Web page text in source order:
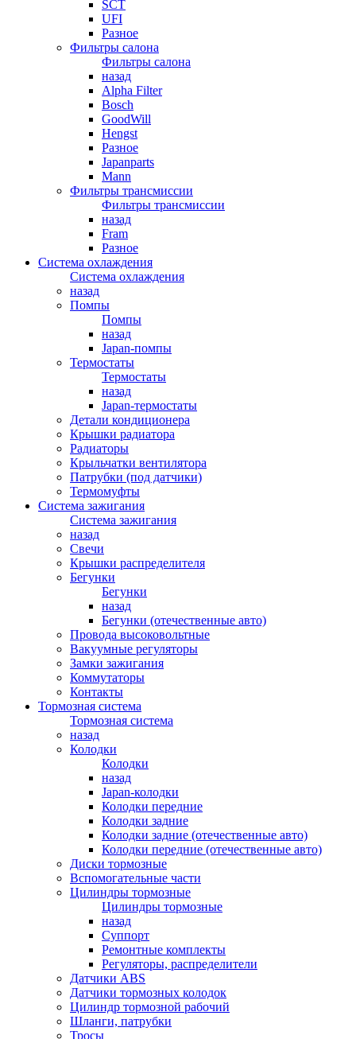
SCT
UFI
Разное
Фильтры салона
Фильтры салона
назад
Alpha Filter
Bosch
GoodWill
Hengst
Разное
Japanparts
Mann
Фильтры трансмиссии
Фильтры трансмиссии
назад
Fram
Разное
Система охлаждения
Система охлаждения
назад
Помпы
Помпы
назад
Japan-помпы
Термостаты
Термостаты
назад
Japan-термостаты
Детали кондиционера
Крышки радиатора
Радиаторы
Крыльчатки вентилятора
Патрубки (под датчики)
Термомуфты
Система зажигания
Система зажигания
назад
Свечи
Крышки распределителя
Бегунки
Бегунки
назад
Бегунки (отечественные авто)
Провода высоковольтные
Вакуумные регуляторы
Замки зажигания
Коммутаторы
Контакты
Тормозная система
Тормозная система
назад
Колодки
Колодки
назад
Japan-колодки
Колодки передние
Колодки задние
Колодки задние (отечественные авто)
Колодки передние (отечественные авто)
Диски тормозные
Вспомогательные части
Цилиндры тормозные
Цилиндры тормозные
назад
Суппорт
Ремонтные комплекты
Регуляторы, распределители
Датчики ABS
Датчики тормозных колодок
Цилиндр тормозной рабочий
Шланги, патрубки
Тросы